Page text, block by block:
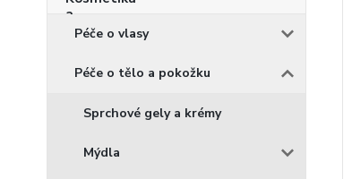
Péče o vlasy
Péče o tělo a pokožku
Sprchové gely a krémy
Mýdla